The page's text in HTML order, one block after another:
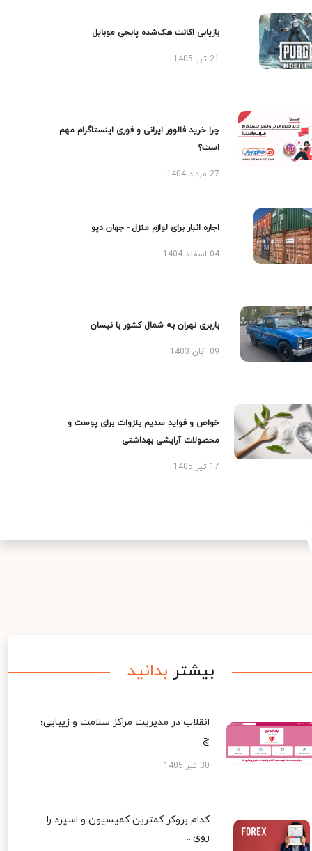
بازیابی اکانت هک‌شده پابجی موبایل
چرا خرید فالوور ایرانی و فوری اینستاگرام مهم
است؟
27 مرداد 1404
اجاره انبار برای لوازم منزل - جهان دپو
04 اسفند 1404
باربری تهران به شمال کشور با نیسان
09 آبان 1403
خواص و فواید سدیم بنزوات برای پوست و
محصولات آرایشی بهداشتی
17 تیر 1405
بیشتر بدانید
انقلاب در مدیریت مراکز سلامت و زیبایی؛
چ...
30 تیر 1405
کدام بروکر کمترین کمیسیون و اسپرد را
روی...